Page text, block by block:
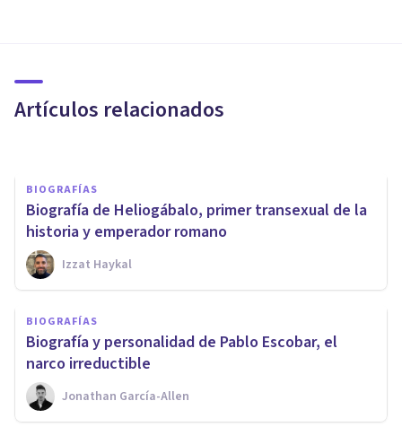
Artículos relacionados
aportes a la Psicología
BIOGRAFÍAS
Biografía de Heliogábalo, primer transexual de la
historia y emperador romano
Izzat Haykal
BIOGRAFÍAS
​Biografía y personalidad de Pablo Escobar, el
narco irreductible
Jonathan García-Allen
Séneca: biografía del célebre
filósofo estoico
Grecia Guzmán Martínez